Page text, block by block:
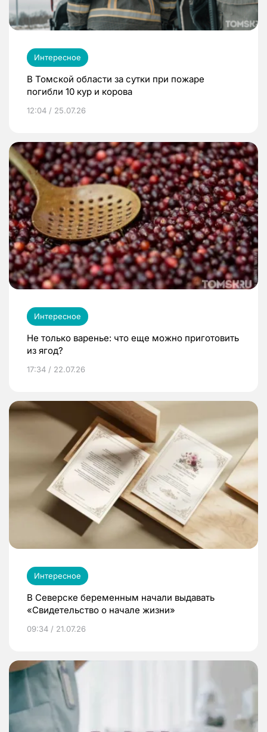
Интересное
В Томской области за сутки при пожаре
погибли 10 кур и корова
12:04 / 25.07.26
Интересное
Не только варенье: что еще можно приготовить
из ягод?
17:34 / 22.07.26
Интересное
В Северске беременным начали выдавать
«Свидетельство о начале жизни»
09:34 / 21.07.26